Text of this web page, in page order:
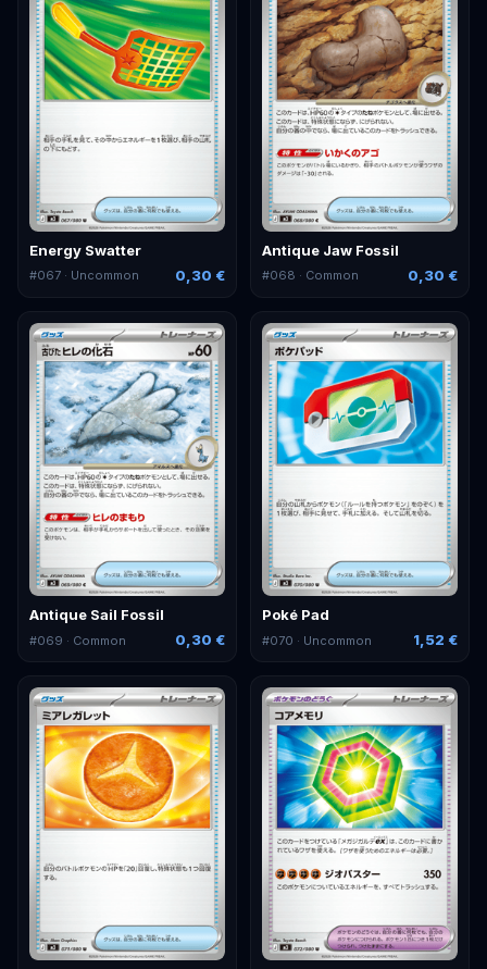
Energy Swatter
#067 · Uncommon 0,30 €
Antique Jaw Fossil
#068 · Common 0,30 €
Antique Sail Fossil
#069 · Common 0,30 €
Poké Pad
#070 · Uncommon 1,52 €